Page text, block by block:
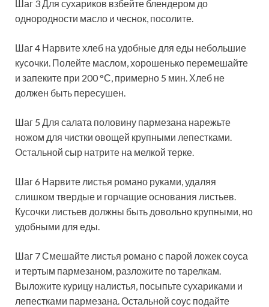
Шаг 3 Для сухариков взбейте блендером до
однородности масло и чеснок, посолите.
Шаг 4 Нарвите хлеб на удобные для еды небольшие
кусочки. Полейте маслом, хорошенько перемешайте
и запеките при 200 °С, примерно 5 мин. Хлеб не
должен быть пересушен.
Шаг 5 Для салата половину пармезана нарежьте
ножом для чистки овощей крупными лепестками.
Остальной сыр натрите на мелкой терке.
Шаг 6 Нарвите листья романо руками, удаляя
слишком твердые и горчащие основания листьев.
Кусочки листьев должны быть довольно крупными, но
удобными для еды.
Шаг 7 Смешайте листья романо с парой ложек соуса
и тертым пармезаном, разложите по тарелкам.
Выложите курицу налистья, посыпьте сухариками и
лепестками пармезана. Остальной соус подайте